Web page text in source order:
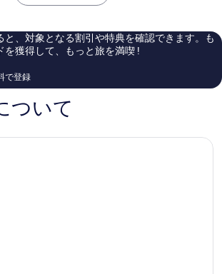
コ
ミ
ミ
と、対象となる割引や特典を確認できます。も
を獲得して、もっと旅を満喫 !
で登録
ついて